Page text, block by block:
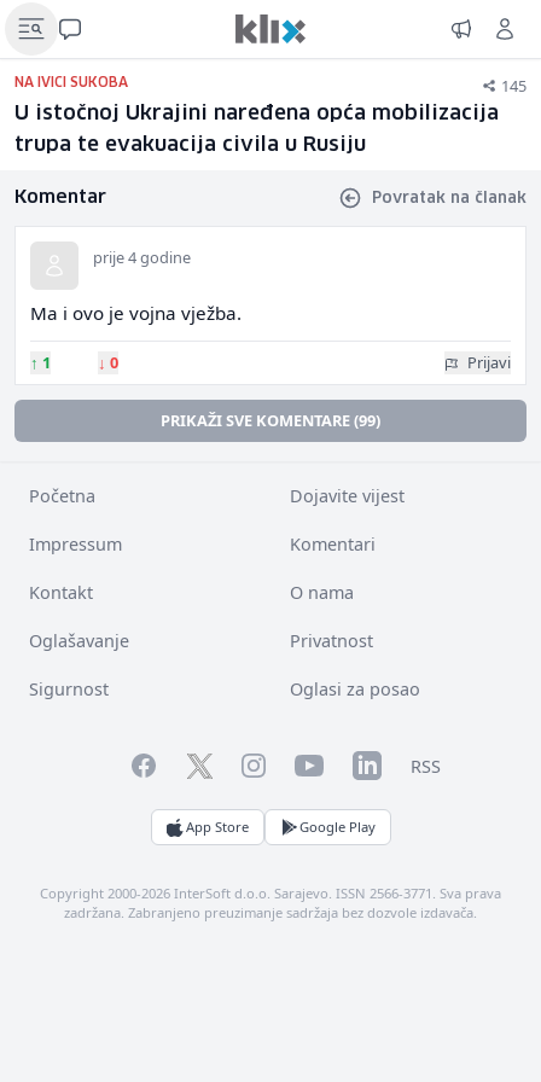
NA IVICI SUKOBA 145
U istočnoj Ukrajini naređena opća mobilizacija
trupa te evakuacija civila u Rusiju
Komentar Povratak na članak
prije 4 godine
Ma i ovo je vojna vježba.
↑ 1 ↓ 0 Prijavi
PRIKAŽI SVE KOMENTARE (99)
Početna Dojavite vijest
Impressum Komentari
Kontakt O nama
Oglašavanje Privatnost
Sigurnost Oglasi za posao
FacebookTwitterInstagramYouTubeLinkedInRSS
App Store Google Play
Copyright 2000-2026 InterSoft d.o.o. Sarajevo. ISSN 2566-3771. Sva prava
zadržana. Zabranjeno preuzimanje sadržaja bez dozvole izdavača.